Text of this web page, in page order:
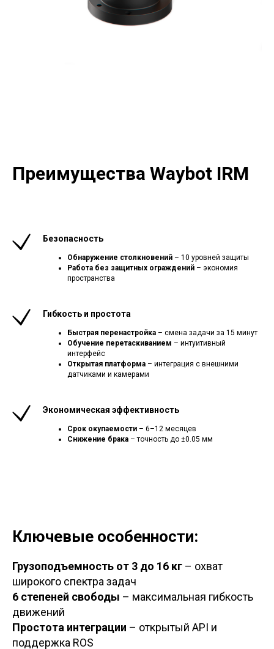
Преимущества Waybot IRM
Безопасность
Обнаружение столкновений – 10 уровней защиты
Работа без защитных ограждений – экономия
пространства
Гибкость и простота
Быстрая перенастройка – смена задачи за 15 минут
Обучение перетаскиванием – интуитивный
интерфейс
Открытая платформа – интеграция с внешними
датчиками и камерами
Экономическая эффективность
Срок окупаемости – 6–12 месяцев
Снижение брака – точность до ±0.05 мм
Ключевые особенности:
Грузоподъемность от 3 до 16 кг – охват
широкого спектра задач
6 степеней свободы – максимальная гибкость
движений
Простота интеграции – открытый API и
поддержка ROS